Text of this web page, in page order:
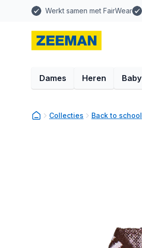
Werkt samen met FairWear
Dames Heren Baby
Collecties Back to school